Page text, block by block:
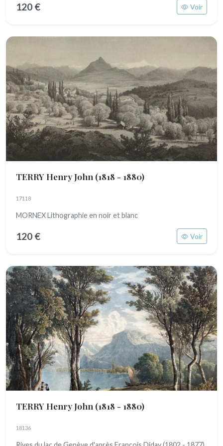
120 € Voir
TERRY Henry John (1818 - 1880)
17118
MORNEX Lithographie en noir et blanc
120 € Voir
TERRY Henry John (1818 - 1880)
18136